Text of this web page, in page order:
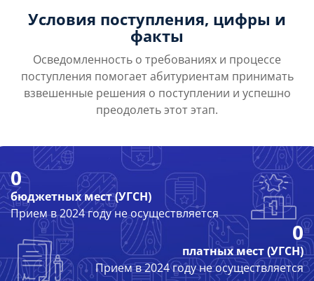
Условия поступления, цифры и
факты
Осведомленность о требованиях и процессе
поступления помогает абитуриентам принимать
взвешенные решения о поступлении и успешно
преодолеть этот этап.
0
бюджетных мест (УГСН)
Прием в 2024 году не осуществляется
0
платных мест (УГСН)
Прием в 2024 году не осуществляется